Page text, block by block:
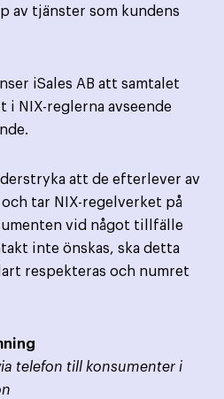
av tjänster som kundens
iSales AB att samtalet
i NIX-reglerna avseende
att de efterlever av
tar NIX-regelverket på
vid något tillfälle
inte önskas, ska detta
respekteras och numret
telefon till konsumenter i